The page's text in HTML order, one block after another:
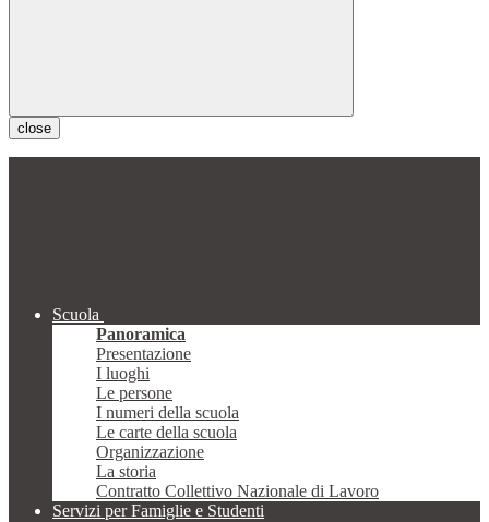
close
Scuola
Panoramica
Presentazione
I luoghi
Le persone
I numeri della scuola
Le carte della scuola
Organizzazione
La storia
Contratto Collettivo Nazionale di Lavoro
Servizi per Famiglie e Studenti